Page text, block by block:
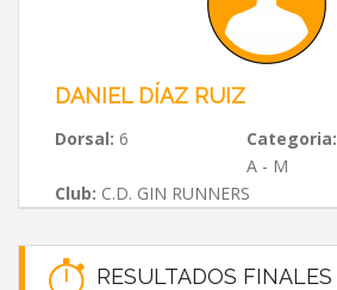
DANIEL DÍAZ RUIZ
Dorsal: 6 Categoria:
A - M
Club: C.D. GIN RUNNERS
RESULTADOS FINALES